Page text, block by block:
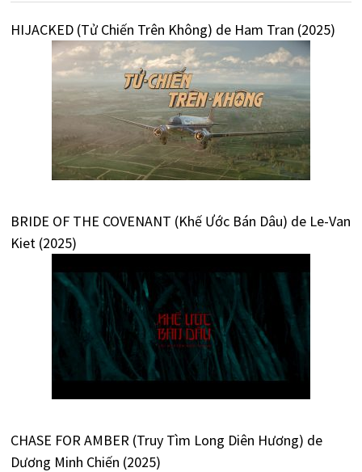
HIJACKED (Tử Chiến Trên Không) de Ham Tran (2025)
BRIDE OF THE COVENANT (Khế Ước Bán Dâu) de Le-Van
Kiet (2025)
CHASE FOR AMBER (Truy Tìm Long Diên Hương) de
Dương Minh Chiến (2025)